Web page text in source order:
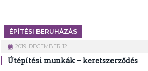
ÉPÍTÉSI BERUHÁZÁS
2019. DECEMBER 12.
Útépítési munkák – keretszerződés